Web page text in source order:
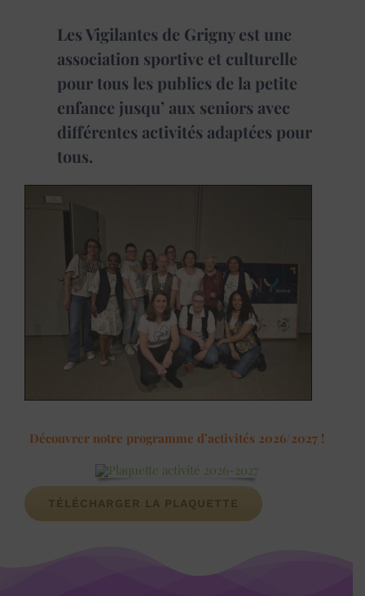
Les Vigilantes de Grigny est une
association sportive et culturelle
pour tous les publics de la petite
enfance jusqu’ aux seniors avec
différentes activités adaptées pour
tous.
Découvrer notre programme d’activités 2026/2027 !
TÉLÉCHARGER LA PLAQUETTE